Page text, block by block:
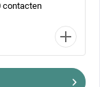
contacten